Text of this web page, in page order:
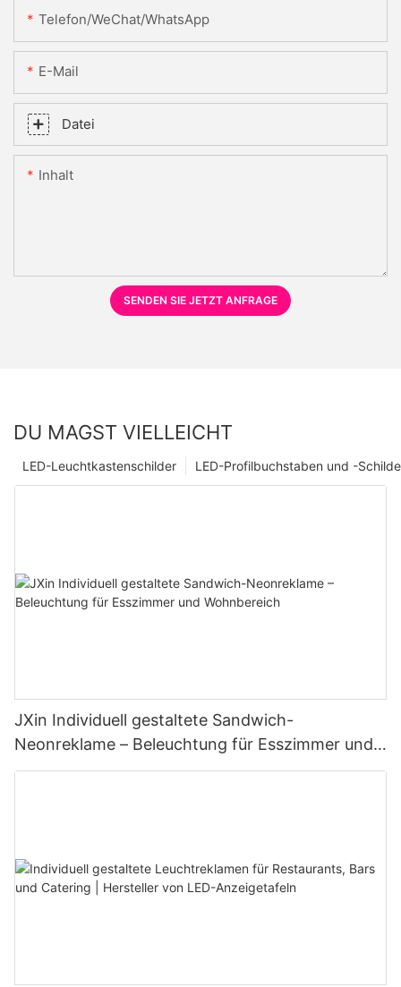
Telefon/WeChat/WhatsApp
E-Mail
Datei
Inhalt
SENDEN SIE JETZT ANFRAGE
DU MAGST VIELLEICHT
LED-Profilbuchstaben und -
LED-Leuchtkastenschilder
JXin Individuell gestaltete Sandwich-
Neonreklame – Beleuchtung für Esszimmer und
Wohnbereich